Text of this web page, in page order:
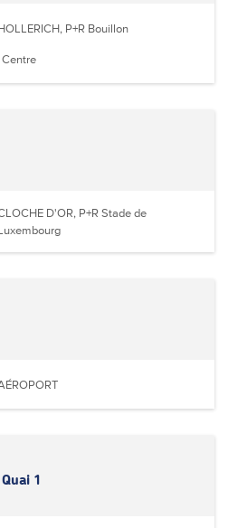
P+R Bouillon
Centre
D'OR, P+R Stade de
1